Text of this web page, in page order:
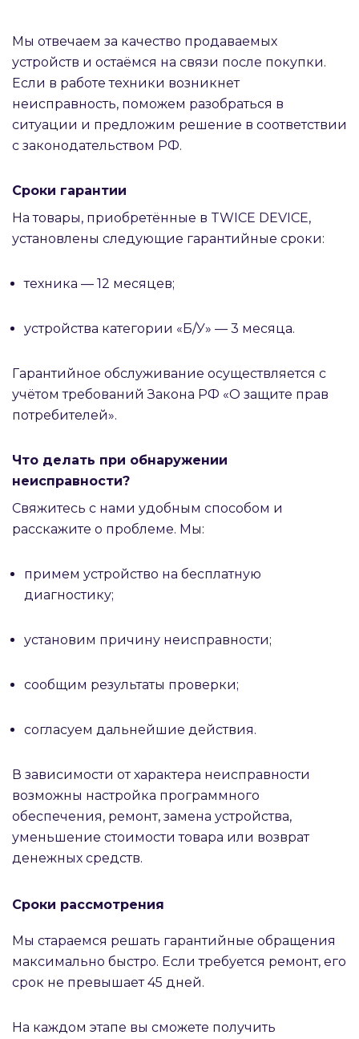
Мы отвечаем за качество продаваемых
устройств и остаёмся на связи после покупки.
Если в работе техники возникнет
неисправность, поможем разобраться в
ситуации и предложим решение в соответствии
с законодательством РФ.
Сроки гарантии
На товары, приобретённые в TWICE DEVICE,
установлены следующие гарантийные сроки:
техника — 12 месяцев;
устройства категории «Б/У» — 3 месяца.
Гарантийное обслуживание осуществляется с
учётом требований Закона РФ «О защите прав
потребителей».
Что делать при обнаружении
неисправности?
Свяжитесь с нами удобным способом и
расскажите о проблеме. Мы:
примем устройство на бесплатную
диагностику;
установим причину неисправности;
сообщим результаты проверки;
согласуем дальнейшие действия.
В зависимости от характера неисправности
возможны настройка программного
обеспечения, ремонт, замена устройства,
уменьшение стоимости товара или возврат
денежных средств.
Сроки рассмотрения
Мы стараемся решать гарантийные обращения
максимально быстро. Если требуется ремонт, его
срок не превышает 45 дней.
На каждом этапе вы сможете получить